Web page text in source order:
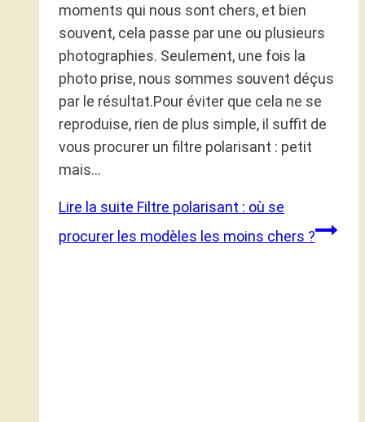
moments qui nous sont chers, et bien
souvent, cela passe par une ou plusieurs
photographies. Seulement, une fois la
photo prise, nous sommes souvent déçus
par le résultat.Pour éviter que cela ne se
reproduise, rien de plus simple, il suffit de
vous procurer un filtre polarisant : petit
mais…
Lire la suite Filtre polarisant : où se
procurer les modèles les moins chers ?